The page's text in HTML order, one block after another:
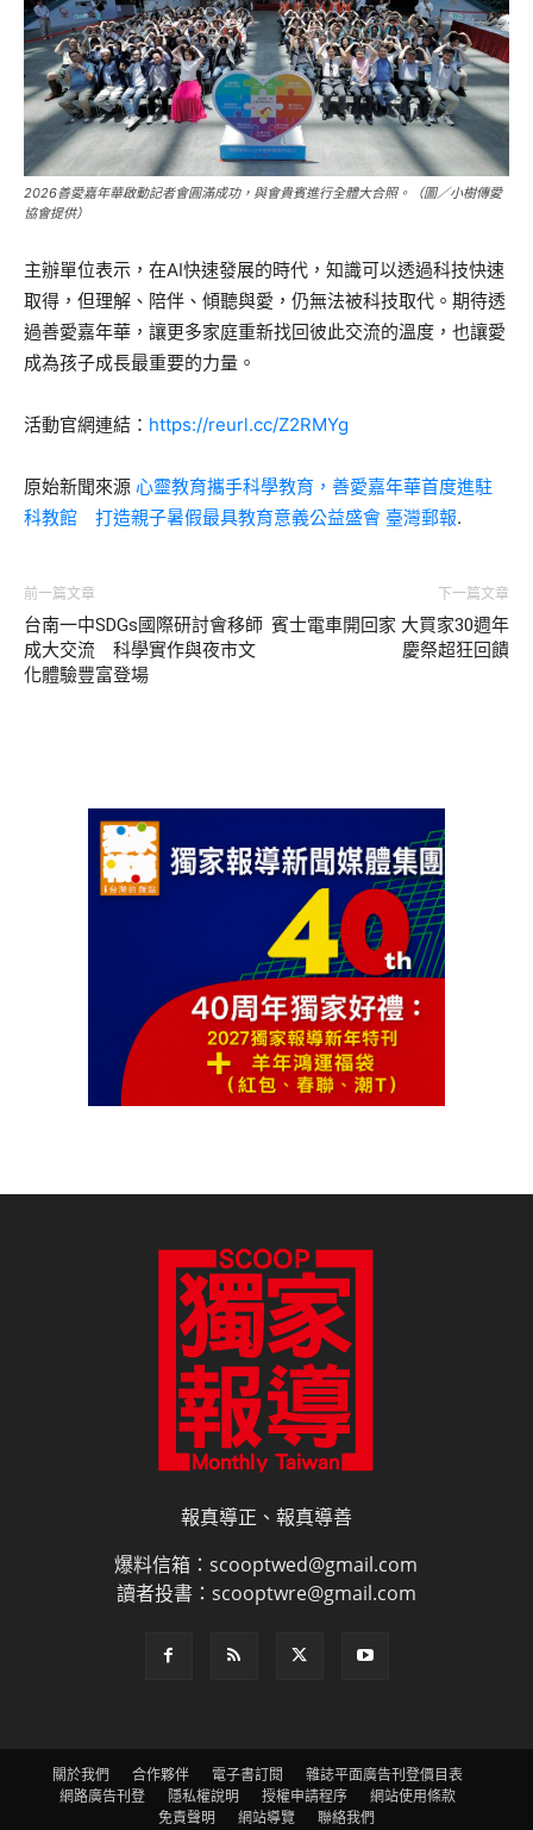
2026善愛嘉年華啟動記者會圓滿成功，與會貴賓進行全體大合照。（圖／小樹傳愛
協會提供）
主辦單位表示，在AI快速發展的時代，知識可以透過科技快速
取得，但理解、陪伴、傾聽與愛，仍無法被科技取代。期待透
過善愛嘉年華，讓更多家庭重新找回彼此交流的溫度，也讓愛
成為孩子成長最重要的力量。
活動官網連結： https://reurl.cc/Z2RMYg
原始新聞來源 心靈教育攜手科學教育，善愛嘉年華首度進駐
科教館 打造親子暑假最具教育意義公益盛會 臺灣郵報.
前一篇文章
台南一中SDGs國際研討會移師
成大交流 科學實作與夜市文
化體驗豐富登場
下一篇文章
賓士電車開回家 大買家30週年
慶祭超狂回饋
報真導正、報真導善
爆料信箱：scooptwed@gmail.com
讀者投書：scooptwre@gmail.com
關於我們 合作夥伴 電子書訂閱
雜誌平面廣告刊登價目表
網路廣告刊登
隱私權說明 授權申請程序
網站使用條款
免責聲明
網站導覽 聯絡我們